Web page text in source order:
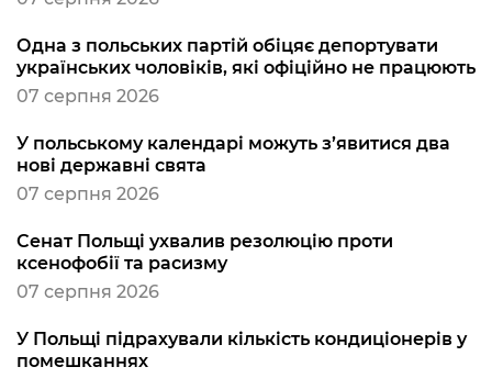
Одна з польських партій обіцяє депортувати
українських чоловіків, які офіційно не працюють
07 серпня 2026
У польському календарі можуть з’явитися два
нові державні свята
07 серпня 2026
Сенат Польщі ухвалив резолюцію проти
ксенофобії та расизму
07 серпня 2026
У Польщі підрахували кількість кондиціонерів у
помешканнях